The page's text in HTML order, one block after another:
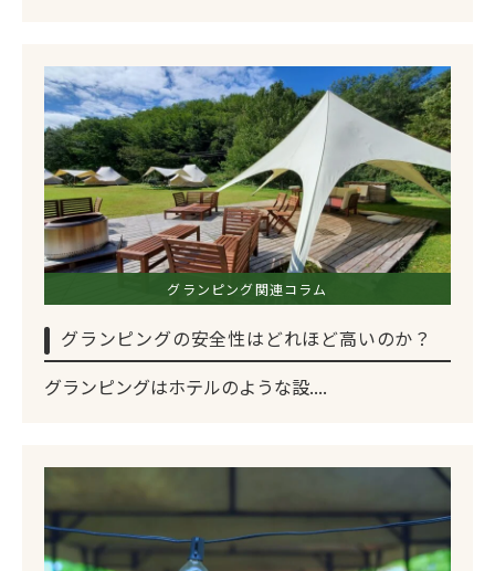
グランピング関連コラム
グランピングの安全性はどれほど高いのか？
グランピングはホテルのような設....